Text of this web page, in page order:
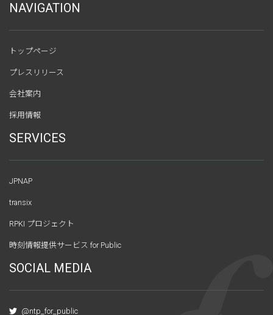
NAVIGATION
トップページ
プレスリリース
会社案内
採用情報
SERVICES
JPNAP
transix
RPKI プロジェクト
時刻情報提供サービス for Public
SOCIAL MEDIA
@ntp_for_public